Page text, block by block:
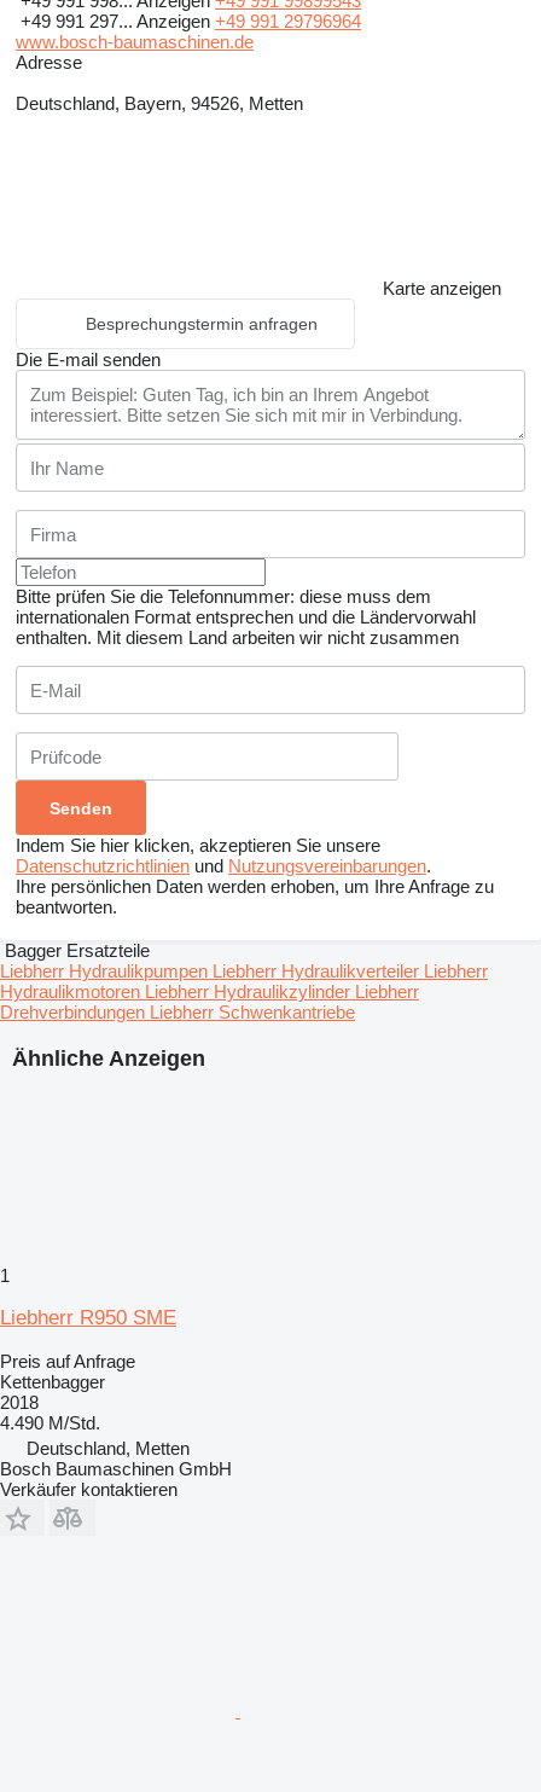
+49 991 297... Anzeigen +49 991 29796964
www.bosch-baumaschinen.de
Adresse
Deutschland, Bayern, 94526, Metten
Karte anzeigen
Besprechungstermin anfragen
Die E-mail senden
Bitte prüfen Sie die Telefonnummer: diese muss dem
internationalen Format entsprechen und die Ländervorwahl
enthalten. Mit diesem Land arbeiten wir nicht zusammen
Indem Sie hier klicken, akzeptieren Sie unsere
Datenschutzrichtlinien und Nutzungsvereinbarungen.
Ihre persönlichen Daten werden erhoben, um Ihre Anfrage zu
beantworten.
Ähnliche Anzeigen
1
Liebherr R950 SME
Preis auf Anfrage
Kettenbagger
2018
4.490 M/Std.
Deutschland, Metten
Bosch Baumaschinen GmbH
Verkäufer kontaktieren
Bagger Ersatzteile
Liebherr Hydraulikpumpen Liebherr Hydraulikverteiler Liebherr
Hydraulikmotoren Liebherr Hydraulikzylinder Liebherr
Drehverbindungen Liebherr Schwenkantriebe